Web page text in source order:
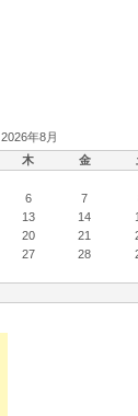
2026年8月
木 金
6 7
13 14
20 21
27 28